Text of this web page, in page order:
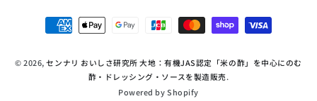
© 2026,センナリ おいしさ研究所 大地：有機JAS認定「米の酢」を中心にのむ
酢・ドレッシング・ソースを製造販売.
Powered by Shopify
Payment